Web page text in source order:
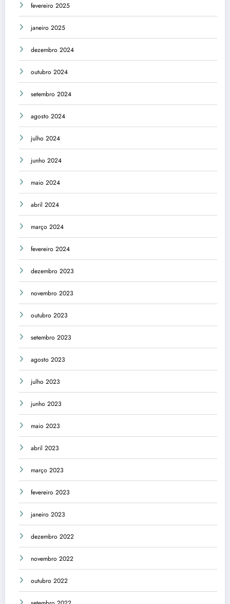
fevereiro 2025
janeiro 2025
dezembro 2024
outubro 2024
setembro 2024
agosto 2024
julho 2024
junho 2024
maio 2024
abril 2024
março 2024
fevereiro 2024
dezembro 2023
novembro 2023
outubro 2023
setembro 2023
agosto 2023
julho 2023
junho 2023
maio 2023
abril 2023
março 2023
fevereiro 2023
janeiro 2023
dezembro 2022
novembro 2022
outubro 2022